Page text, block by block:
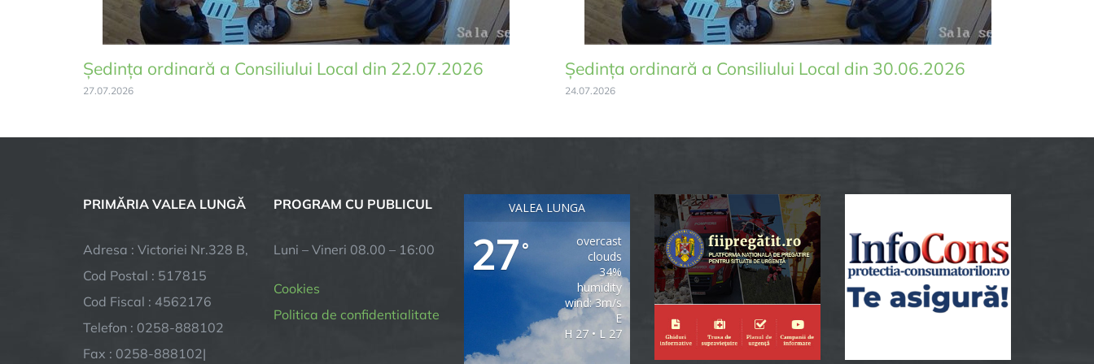
Ședința ordinară a Consiliului Local din 22.07.2026
27.07.2026
Ședința ordinară a Consiliului Local din 30.06.2026
24.07.2026
PRIMĂRIA VALEA LUNGĂ
Adresa : Victoriei Nr.328 B,
Cod Postal : 517815
Cod Fiscal : 4562176
Telefon : 0258-888102
Fax : 0258-888102|
PROGRAM CU PUBLICUL
Luni – Vineri 08.00 – 16:00
Cookies
Politica de confidentialitate
VALEA LUNGA
27°
overcast
clouds
34%
humidity
wind: 3m/s
E
H 27 • L 27